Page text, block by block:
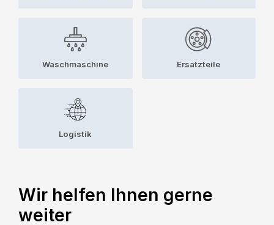
Waschmaschine Ersatzteile
Logistik
Wir helfen Ihnen gerne
weiter